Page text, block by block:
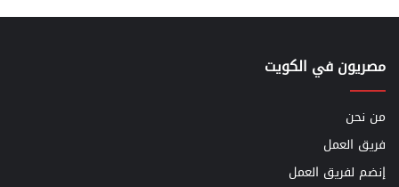
مصريون في الكويت
من نحن
فريق العمل
إنضم لفريق العمل